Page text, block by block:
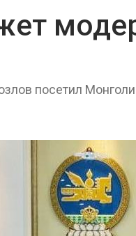
посетил
экономить воду
Авг 7, 2026